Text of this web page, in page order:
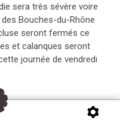
sera très sévère voire
Bouches-du-Rhône
seront fermés ce
et calanques seront
journée de vendredi